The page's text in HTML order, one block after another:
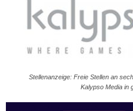
Stellenanzeige: Freie Stellen an
Kalypso Media in